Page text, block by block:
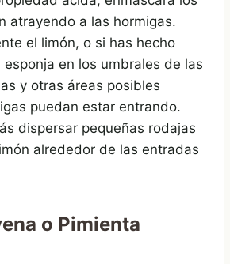
atrayendo a las hormigas.
el limón, o si has hecho
esponja en los umbrales de las
y otras áreas posibles
puedan estar entrando.
dispersar pequeñas rodajas
alrededor de las entradas
o Pimienta